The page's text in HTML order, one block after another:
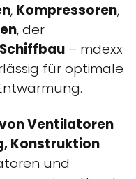
, Kompressoren,
, der
Schiffbau – mdexx
für optimale
Ventilatoren
Konstruktion
und